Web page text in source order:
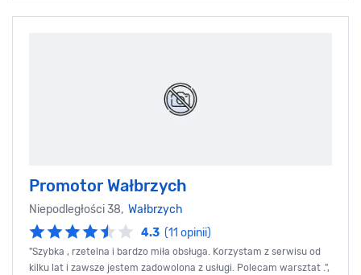
Promotor Wałbrzych
Niepodległości 38, Wałbrzych
4.3 (11 opinii)
"Szybka , rzetelna i bardzo miła obsługa. Korzystam z serwisu od
kilku lat i zawsze jestem zadowolona z usługi. Polecam warsztat .",